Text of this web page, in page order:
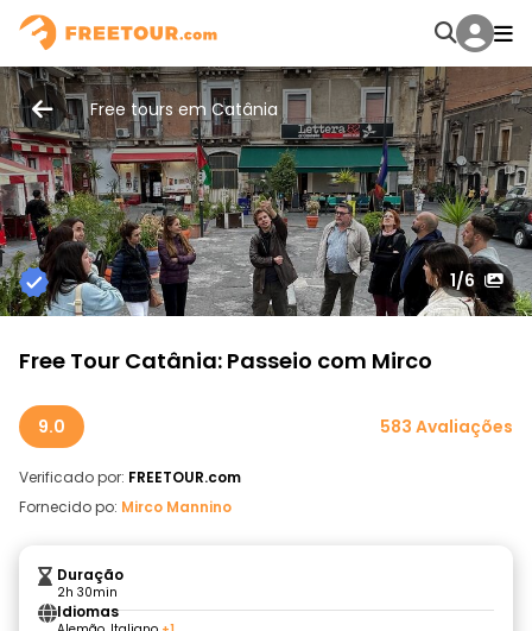
Free tours em Catânia
1/6
Free Tour Catânia: Passeio com Mirco
9.0 583 Avaliações
Verificado por: FREETOUR.com
Fornecido po: Mirco Mannino
Duração
2h 30min
Idiomas